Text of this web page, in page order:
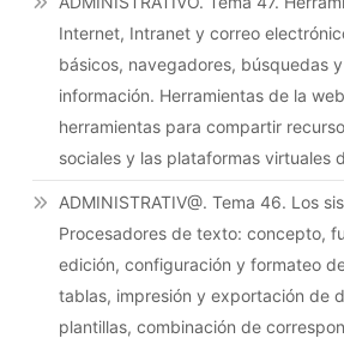
Internet, Intranet y correo
básicos, navegadores, búsquedas
información. Herramientas de la
herramientas para compartir
sociales y las plataformas virtuales
ADMINISTRATIV@. Tema 46. Los
Procesadores de texto: concepto,
edición, configuración y formateo
tablas, impresión y exportación de
plantillas, combinación de